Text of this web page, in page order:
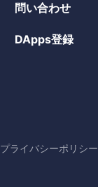
問い合わせ
DApps登録
プライバシーポリシー